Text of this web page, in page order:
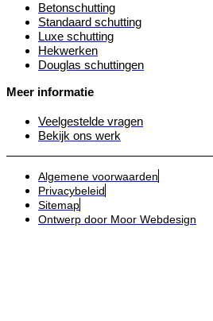
Betonschutting
Standaard schutting
Luxe schutting
Hekwerken
Douglas schuttingen
Meer informatie
Veelgestelde vragen
Bekijk ons werk
Algemene voorwaarden
Privacybeleid
Sitemap
Ontwerp door Moor Webdesign